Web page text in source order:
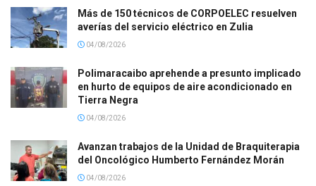
Más de 150 técnicos de CORPOELEC resuelven
averías del servicio eléctrico en Zulia
04/08/2026
Polimaracaibo aprehende a presunto implicado
en hurto de equipos de aire acondicionado en
Tierra Negra
04/08/2026
Avanzan trabajos de la Unidad de Braquiterapia
del Oncológico Humberto Fernández Morán
04/08/2026